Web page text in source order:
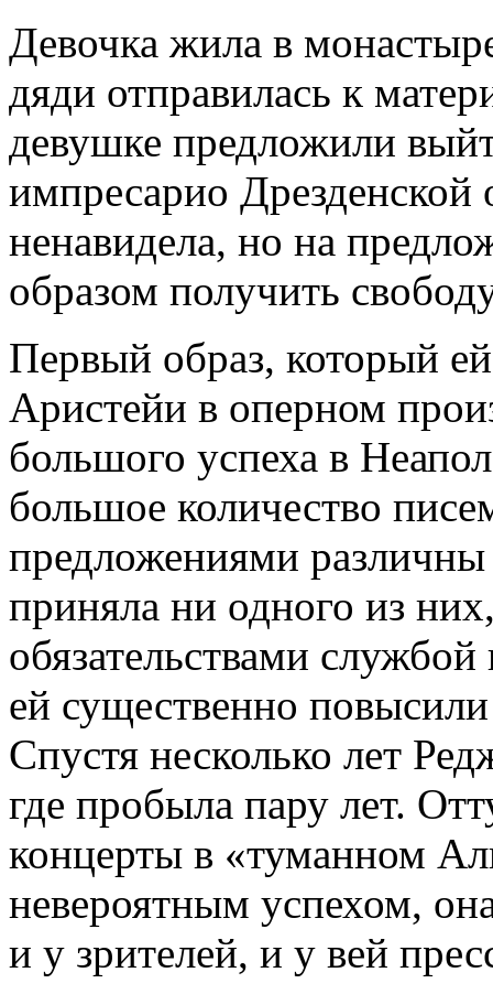
Девочка жила в
дяди отправилась к
девушке предложили
импресарио
ненавидела, но на
образом получить
Первый образ, который
Аристейи в оперном
большого успеха в
большое количество
предложениями
приняла ни одного из
обязательствами
ей существенно
Спустя несколько лет
где пробыла пару лет.
концерты в «туманном
невероятным успехом,
и у зрителей, и у вей